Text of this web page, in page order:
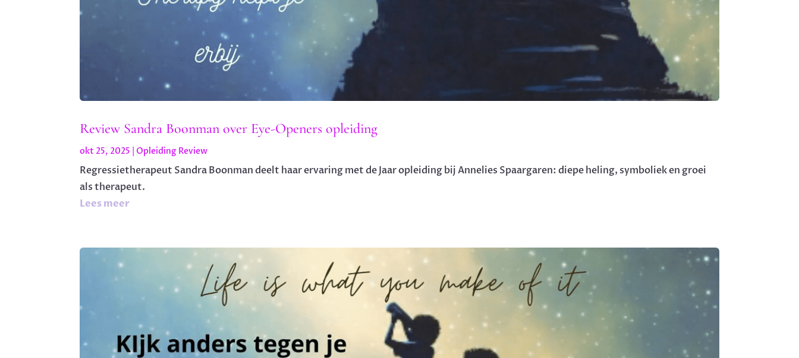
Review Sandra Boonman over Eye-Openers opleiding
okt 25, 2025 Opleiding Review
Regressietherapeut Sandra Boonman deelt haar ervaring met de Jaar opleiding bij Annelies Spaargaren: diepe heling, symboliek en groei
als therapeut.
Lees meer